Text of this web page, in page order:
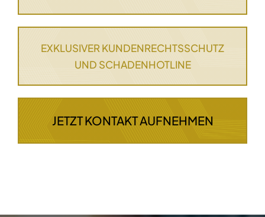
EXKLUSIVER KUNDENRECHTSSCHUTZ
UND SCHADENHOTLINE
JETZT KONTAKT AUFNEHMEN